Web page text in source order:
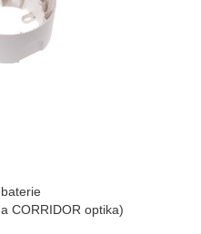
CORRIDOR optika)